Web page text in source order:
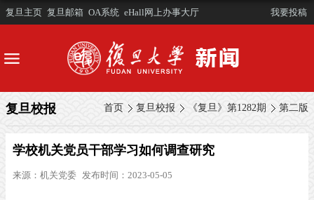
复旦主页 复旦邮箱 OA系统 eHall网上办事大厅 我要投稿
首页 复旦校报 《复旦》第1282期 第二版
复旦校报
学校机关党员干部学习如何调查研究
来源： 机关党委 发布时间：2023-05-05